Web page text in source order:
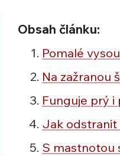
Obsah článku:
Pomalé
Na zažranou
Funguje prý i
Jak odstranit
S mastnotou